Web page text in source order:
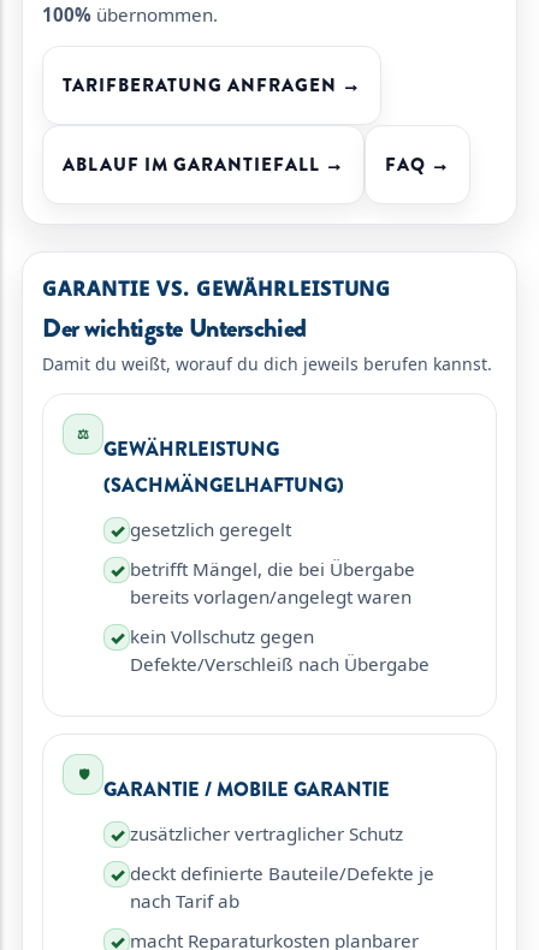
100% übernommen.
TARIFBERATUNG ANFRAGEN →
ABLAUF IM GARANTIEFALL → FAQ →
GARANTIE VS. GEWÄHRLEISTUNG
Der wichtigste Unterschied
Damit du weißt, worauf du dich jeweils berufen kannst.
⚖️
GEWÄHRLEISTUNG
(SACHMÄNGELHAFTUNG)
✓ gesetzlich geregelt
✓ betrifft Mängel, die bei Übergabe
bereits vorlagen/angelegt waren
✓ kein Vollschutz gegen
Defekte/Verschleiß nach Übergabe
🛡️
GARANTIE / MOBILE GARANTIE
✓ zusätzlicher vertraglicher Schutz
✓ deckt definierte Bauteile/Defekte je
nach Tarif ab
✓ macht Reparaturkosten planbarer